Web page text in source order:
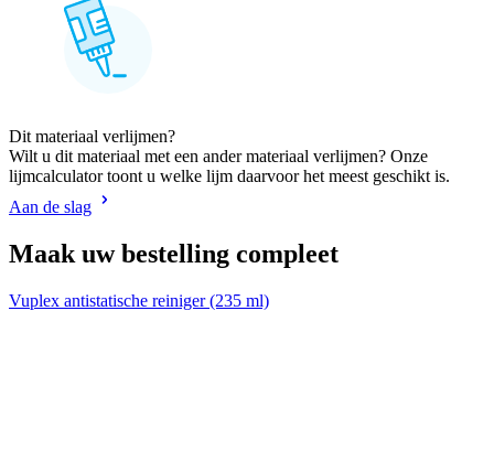
Dit materiaal verlijmen?
Wilt u dit materiaal met een ander materiaal verlijmen? Onze
lijmcalculator toont u welke lijm daarvoor het meest geschikt is.
Aan de slag
Maak uw bestelling compleet
Vuplex antistatische reiniger (235 ml)